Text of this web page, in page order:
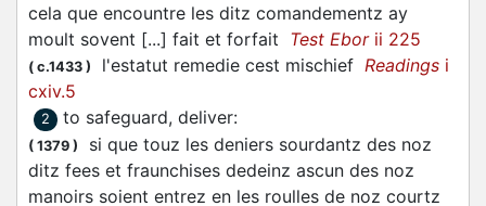
cela que encountre les ditz comandementz ay
moult sovent [...] fait et forfait Test Eborii 225
( c.1433 ) l'estatut remedie cest mischief Readings i
cxiv.5
2 to safeguard, deliver:
( 1379 )
si que touz les deniers sourdantz des noz
ditz fees et fraunchises dedeinz ascun des noz
manoirs soient entrez en les roulles de noz courtz